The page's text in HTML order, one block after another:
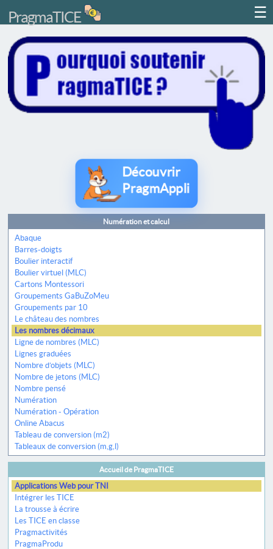
PragmaTICE
Découvrir
PragmAppli
Numération et calcul
Abaque
Barres-doigts
Boulier interactif
Boulier virtuel (MLC)
Cartons Montessori
Groupements GaBuZoMeu
Groupements par 10
Le château des nombres
Les nombres décimaux
Ligne de nombres (MLC)
Lignes graduées
Nombre d’objets (MLC)
Nombre de jetons (MLC)
Nombre pensé
Numération
Numération - Opération
Online Abacus
Tableau de conversion (m2)
Tableaux de conversion (m,g,l)
Accueil de PragmaTICE
Applications Web pour TNI
Intégrer les TICE
La trousse à écrire
Les TICE en classe
Pragmactivités
PragmaProdu
☰